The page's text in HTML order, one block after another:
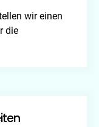
wir einen
die